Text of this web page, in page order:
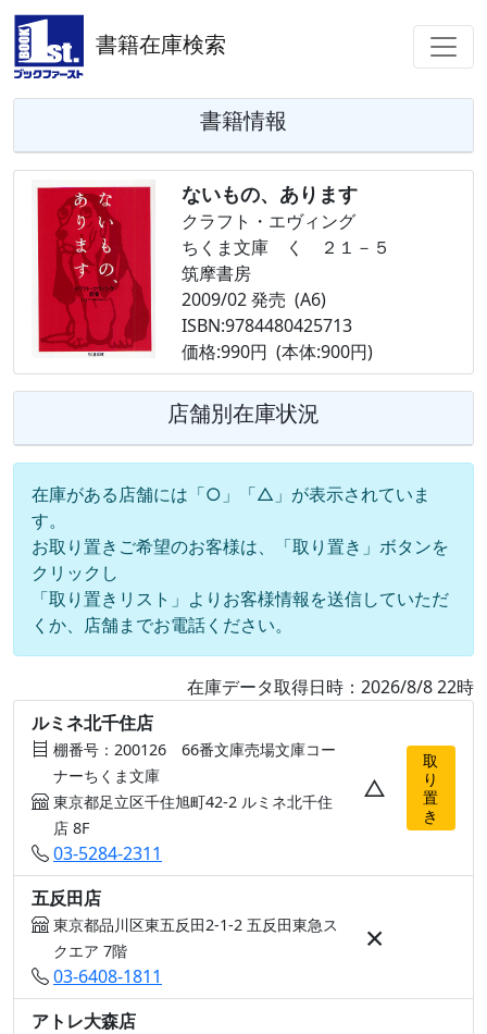
書籍在庫検索
書籍情報
ないもの、あります
クラフト・エヴィング
ちくま文庫 く ２１－５
筑摩書房
2009/02 発売 (A6)
ISBN:9784480425713
価格:990円 (本体:900円)
店舗別在庫状況
在庫がある店舗には「○」「△」が表示されていま
す。
お取り置きご希望のお客様は、「取り置き」ボタンを
クリックし
「取り置きリスト」よりお客様情報を送信していただ
くか、店舗までお電話ください。
在庫データ取得日時：2026/8/8 22時
ルミネ北千住店
棚番号：200126 66番文庫売場文庫コー
ナーちくま文庫
東京都足立区千住旭町42-2 ルミネ北千住
店 8F
03-5284-2311
△
取
り
置
き
五反田店
東京都品川区東五反田2-1-2 五反田東急ス
クエア 7階
03-6408-1811
×
アトレ大森店